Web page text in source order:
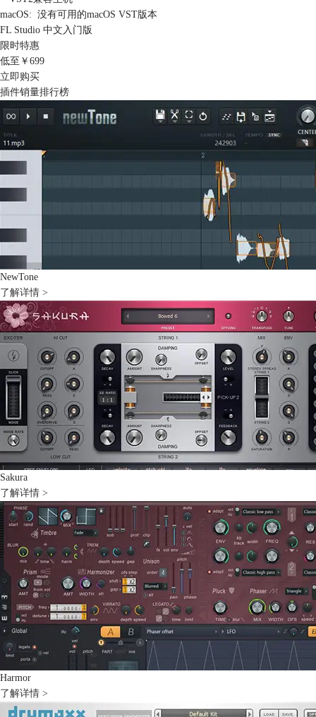
macOS: 没有可用的macOS VST版本
FL Studio 中文入门版
限时特惠
低至￥ 699
立即购买
插件销量排行榜
NewTone
了解详情 >
Sakura
了解详情 >
Harmor
了解详情 >